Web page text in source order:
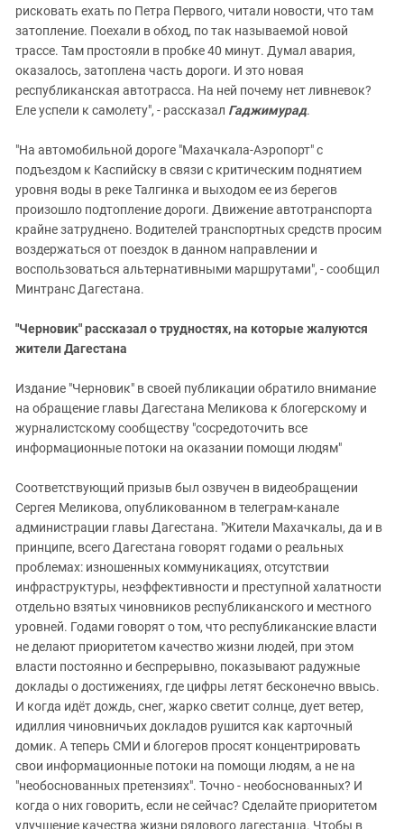
рисковать ехать по Петра Первого, читали новости, что там
затопление. Поехали в обход, по так называемой новой
трассе. Там простояли в пробке 40 минут. Думал авария,
оказалось, затоплена часть дороги. И это новая
республиканская автотрасса. На ней почему нет ливневок?
Еле успели к самолету", - рассказал Гаджимурад.
"На автомобильной дороге "Махачкала-Аэропорт" с
подъездом к Каспийску в связи с критическим поднятием
уровня воды в реке Талгинка и выходом ее из берегов
произошло подтопление дороги. Движение автотранспорта
крайне затруднено. Водителей транспортных средств просим
воздержаться от поездок в данном направлении и
воспользоваться альтернативными маршрутами", - сообщил
Минтранс Дагестана.
"Черновик" рассказал о трудностях, на которые жалуются
жители Дагестана
Издание "Черновик" в своей публикации обратило внимание
на обращение главы Дагестана Меликова к блогерскому и
журналистскому сообществу "сосредоточить все
информационные потоки на оказании помощи людям"
Соответствующий призыв был озвучен в видеобращении
Сергея Меликова, опубликованном в телеграм-канале
администрации главы Дагестана. "Жители Махачкалы, да и в
принципе, всего Дагестана говорят годами о реальных
проблемах: изношенных коммуникациях, отсутствии
инфраструктуры, неэффективности и преступной халатности
отдельно взятых чиновников республиканского и местного
уровней. Годами говорят о том, что республиканские власти
не делают приоритетом качество жизни людей, при этом
власти постоянно и беспрерывно, показывают радужные
доклады о достижениях, где цифры летят бесконечно ввысь.
И когда идёт дождь, снег, жарко светит солнце, дует ветер,
идиллия чиновничьих докладов рушится как карточный
домик. А теперь СМИ и блогеров просят концентрировать
свои информационные потоки на помощи людям, а не на
"необоснованных претензиях". Точно - необоснованных? И
когда о них говорить, если не сейчас? Сделайте приоритетом
улучшение качества жизни рядового дагестанца. Чтобы в